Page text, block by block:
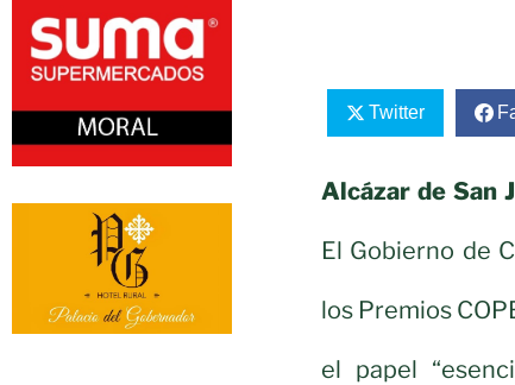
Twitter
Alcázar de San
El Gobierno de
los Premios
el papel